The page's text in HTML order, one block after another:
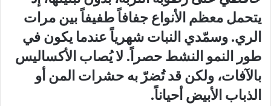
يتحمل معظم الأنواع جفافاً طفيفاً بين مرات
الري. وسمّدي النبات شهرياً عندما يكون في
طور النمو النشط حصراً. لا يُصاب الأكساليس
بالآفات، ولكن قد تُضرّ به حشرات المن أو
الذباب الأبيض أحياناً.